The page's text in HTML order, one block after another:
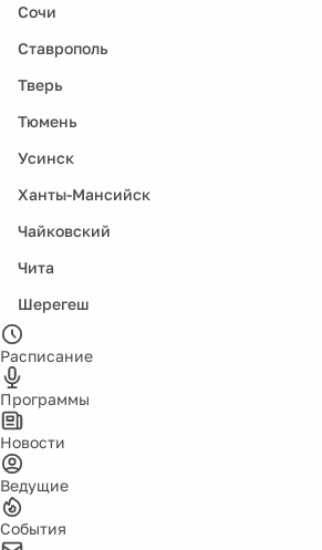
Сочи
Ставрополь
Тверь
Тюмень
Усинск
Ханты-Мансийск
Чайковский
Чита
Шерегеш
Расписание
Программы
Новости
Ведущие
События